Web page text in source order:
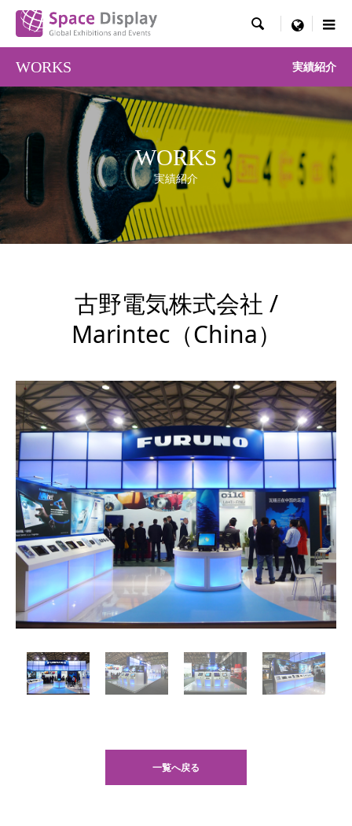
 menu
WORKS 実績紹介
WORKS
実績紹介
古野電気株式会社 /
Marintec（China）
一覧へ戻る